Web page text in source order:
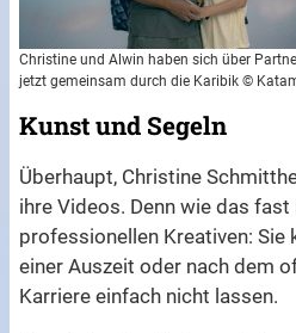
Christine und Alwin haben sich über
jetzt gemeinsam durch die Karibik ©
Kunst und Segeln
Überhaupt, Christine
ihre Videos. Denn wie das
professionellen Kreativen: Sie
einer Auszeit oder nach dem
Karriere einfach nicht lassen.